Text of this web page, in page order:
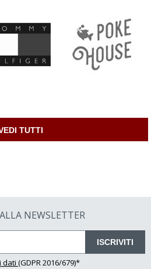
TUTTI
NEWSLETTER
ISCRIVITI
dati (GDPR 2016/679)*